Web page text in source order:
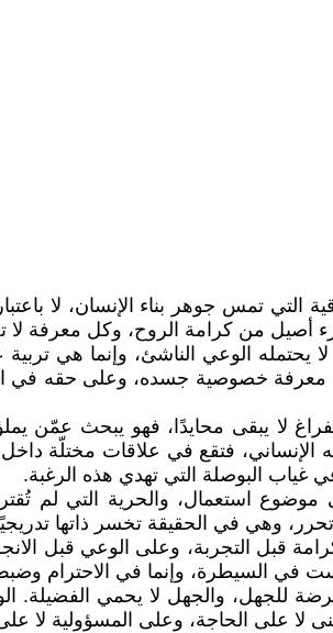
التي تمس جوهر بناء الإنسان، لا
أصيل من كرامة الروح، وكل معرفة
لا يحتمله الوعي الناشئ، وإنما هي
معرفة خصوصية جسده، وعلى حقه في
لا يبقى محايدًا، فهو يبحث عمّن
فتقع في علاقات مختلّة
البوصلة التي تهدي هذه الرغبة.
استعمال، والحرية التي لم
وهي في الحقيقة تخسر ذاتها
قبل التجربة، وعلى الوعي قبل
في السيطرة، وإنما في الاحترام
للجهل، والجهل لا يحمي الفضيلة.
لا على الحاجة، وعلى المسؤولية لا